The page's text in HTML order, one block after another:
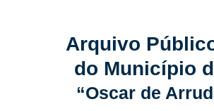
Arquivo
do Município
“Oscar de